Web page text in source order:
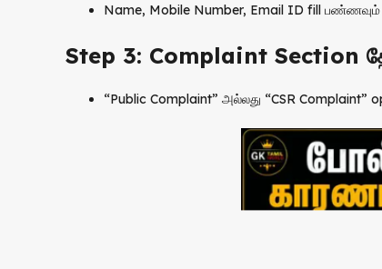
Name, Mobile Number, Email ID fill பண்ணவும்
Step 3: Complaint Section
“Public Complaint” அல்லது “CSR Complaint”